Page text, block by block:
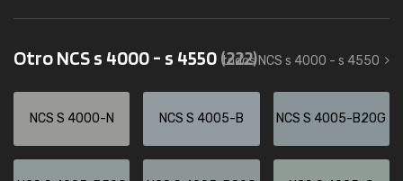
Otro NCS s 4000 - s 4550(222)
todos NCS s 4000 - s 4550
NCS S 4000-N NCS S 4005-B NCS S 4005-B20G